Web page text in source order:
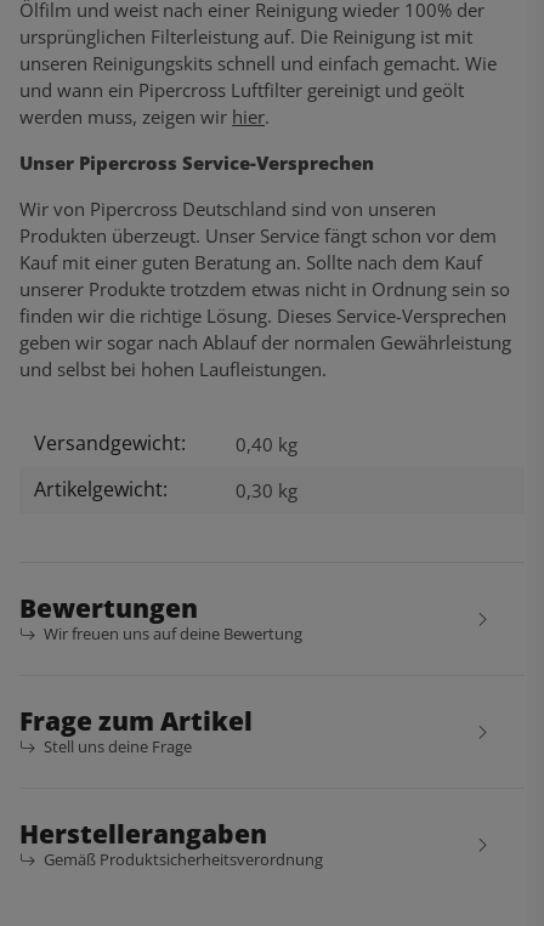
Ölfilm und weist nach einer Reinigung wieder 100% der
ursprünglichen Filterleistung auf. Die Reinigung ist mit
unseren Reinigungskits schnell und einfach gemacht. Wie
und wann ein Pipercross Luftfilter gereinigt und geölt
werden muss, zeigen wir hier.
Unser Pipercross Service-Versprechen
Wir von Pipercross Deutschland sind von unseren
Produkten überzeugt. Unser Service fängt schon vor dem
Kauf mit einer guten Beratung an. Sollte nach dem Kauf
unserer Produkte trotzdem etwas nicht in Ordnung sein so
finden wir die richtige Lösung. Dieses Service-Versprechen
geben wir sogar nach Ablauf der normalen Gewährleistung
und selbst bei hohen Laufleistungen.
Produkteigenschaft
Wert
Versandgewicht: 0,40 kg
Artikelgewicht: 0,30 kg
Bewertungen
Wir freuen uns auf deine Bewertung
Frage zum Artikel
Stell uns deine Frage
Herstellerangaben
Gemäß Produktsicherheitsverordnung